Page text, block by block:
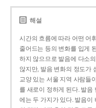
해설
시간의 흐름에 따라 어떤 어
줄어드는 등의 변화를 입게
하지 않으므로 발음에 다소
않지만, 발음 변화의 정도가
교양 있는 서울 지역 사람들
를 새로이 정하게 된다. 발음
에는 두 가지가 있다. 발음이